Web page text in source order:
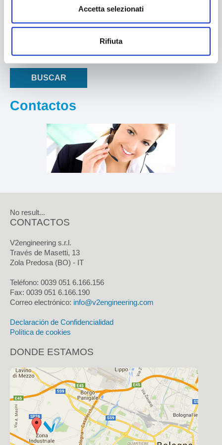
Accetta selezionati
Rifiuta
Búsqueda de
BUSCAR
Contactos
No result...
CONTACTOS
V2engineering s.r.l.
Través de Masetti, 13
Zola Predosa (BO) - IT
Teléfono: 0039 051 6.166.156
Fax: 0039 051 6.166.190
Correo electrónico: info@v2engineering.com
Declaración de Confidencialidad
Política de cookies
DONDE ESTAMOS